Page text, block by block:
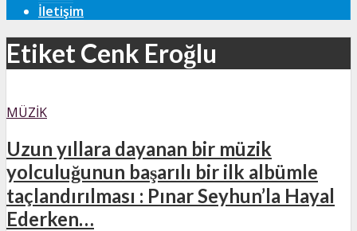
İletişim
Etiket Cenk Eroğlu
MÜZIK
Uzun yıllara dayanan bir müzik
yolculuğunun başarılı bir ilk albümle
taçlandırılması : Pınar Seyhun’la Hayal
Ederken…